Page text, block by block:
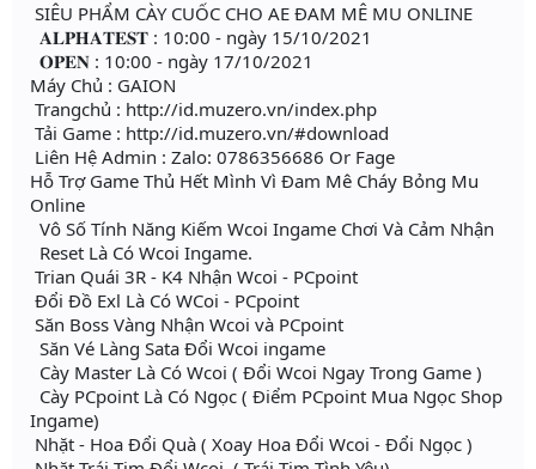
SIÊU PHẨM CÀY CUỐC CHO AE ĐAM MÊ MU ONLINE
𝐀𝐋𝐏𝐇𝐀𝐓𝐄𝐒𝐓 : 10:00 - ngày 15/10/2021
𝐎𝐏𝐄𝐍 : 10:00 - ngày 17/10/2021
Máy Chủ : GAION
Trangchủ : http://id.muzero.vn/index.php
Tải Game : http://id.muzero.vn/#download
Liên Hệ Admin : Zalo: 0786356686 Or Fage
Hỗ Trợ Game Thủ Hết Mình Vì Đam Mê Cháy Bỏng Mu
Online
Vô Số Tính Năng Kiếm Wcoi Ingame Chơi Và Cảm Nhận
Reset Là Có Wcoi Ingame.
Trian Quái 3R - K4 Nhận Wcoi - PCpoint
Đổi Đồ Exl Là Có WCoi - PCpoint
Săn Boss Vàng Nhận Wcoi và PCpoint
Săn Vé Làng Sata Đổi Wcoi ingame
Cày Master Là Có Wcoi ( Đổi Wcoi Ngay Trong Game )
Cày PCpoint Là Có Ngọc ( Điểm PCpoint Mua Ngọc Shop
Ingame)
Nhặt - Hoa Đổi Quà ( Xoay Hoa Đổi Wcoi - Đổi Ngọc )